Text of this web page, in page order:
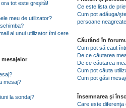
tot este greşită!
meu de utilizator?
al unui utilizator îmi cere
mesajelor
mesaj?
la sondaj?
Ce este lista de
Cum pot adăuga/
persoane
Căutând în
Cum pot să caut
De ce căutarea
De ce căutarea
Cum pot căuta
Cum pot găsi
Însemnarea şi
Care este